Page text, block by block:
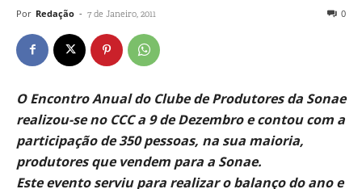
Por Redação - 7 de Janeiro, 2011 0
O Encontro Anual do Clube de Produtores da Sonae
realizou-se no CCC a 9 de Dezembro e contou com a
participação de 350 pessoas, na sua maioria,
produtores que vendem para a Sonae.
Este evento serviu para realizar o balanço do ano e